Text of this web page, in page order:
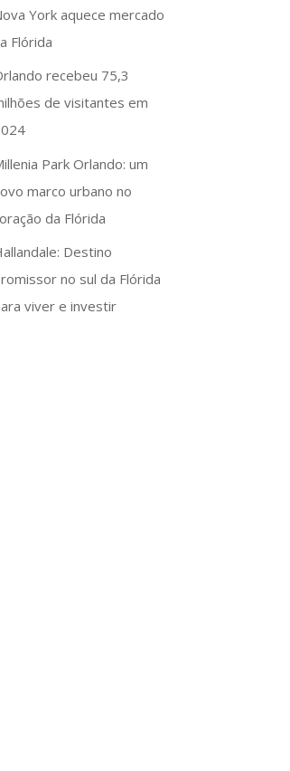
York aquece mercado
Flórida
recebeu 75,3
de visitantes em
Park Orlando: um
marco urbano no
da Flórida
Destino
no sul da Flórida
viver e investir